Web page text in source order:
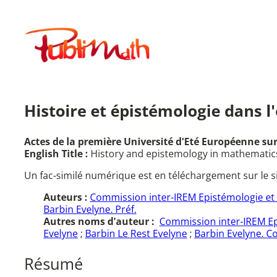
contenuPublimath
Histoire et épistémologie dans
Actes de la première Université d'Eté Européenne
English Title : History and epistemology in
Un fac-similé numérique est en téléchargement sur le
Auteurs : Commission inter-IREM Epistémologie
Barbin Evelyne. Préf.
Autres noms d'auteur : Commission inter-IREM
Evelyne ; Barbin Le Rest Evelyne ; Barbin Evelyne.
Résumé